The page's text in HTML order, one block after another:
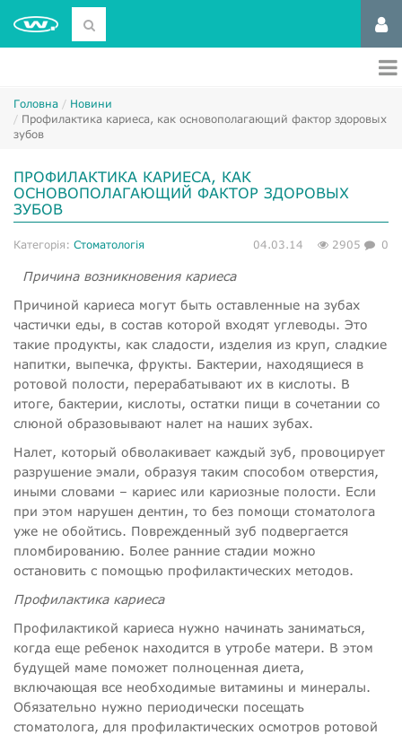
Головна
Новини
​Профилактика кариеса, как основополагающий фактор здоровых
зубов
​ПРОФИЛАКТИКА КАРИЕСА, КАК
ОСНОВОПОЛАГАЮЩИЙ ФАКТОР ЗДОРОВЫХ
ЗУБОВ
Категорія: Стоматологія 04.03.14 2905 0
Причина возникновения кариеса
Причиной кариеса могут быть оставленные на зубах
частички еды, в состав которой входят углеводы. Это
такие продукты, как сладости, изделия из круп, сладкие
напитки, выпечка, фрукты. Бактерии, находящиеся в
ротовой полости, перерабатывают их в кислоты. В
итоге, бактерии, кислоты, остатки пищи в сочетании со
слюной образовывают налет на наших зубах.
Налет, который обволакивает каждый зуб, провоцирует
разрушение эмали, образуя таким способом отверстия,
иными словами – кариес или кариозные полости. Если
при этом нарушен дентин, то без помощи стоматолога
уже не обойтись. Поврежденный зуб подвергается
пломбированию. Более ранние стадии можно
остановить с помощью профилактических методов.
Профилактика кариеса
Профилактикой кариеса нужно начинать заниматься,
когда еще ребенок находится в утробе матери. В этом
будущей маме поможет полноценная диета,
включающая все необходимые витамины и минералы.
Обязательно нужно периодически посещать
стоматолога, для профилактических осмотров ротовой